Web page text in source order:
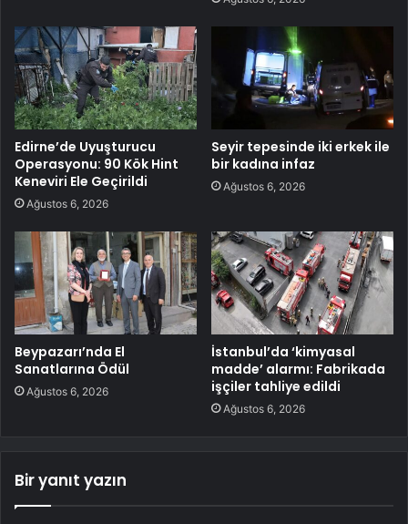
Edirne’de Uyuşturucu
Operasyonu: 90 Kök Hint
Keneviri Ele Geçirildi
Ağustos 6, 2026
Seyir tepesinde iki erkek ile
bir kadına infaz
Ağustos 6, 2026
Beypazarı’nda El
Sanatlarına Ödül
Ağustos 6, 2026
İstanbul’da ‘kimyasal
madde’ alarmı: Fabrikada
işçiler tahliye edildi
Ağustos 6, 2026
Bir yanıt yazın